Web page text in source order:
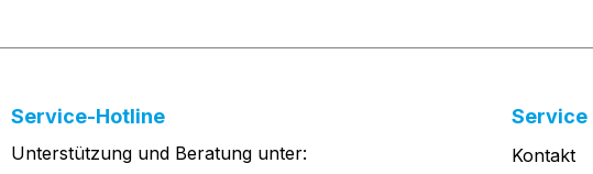
Service-Hotline
Unterstützung und Beratung unter:
Service
Kontakt